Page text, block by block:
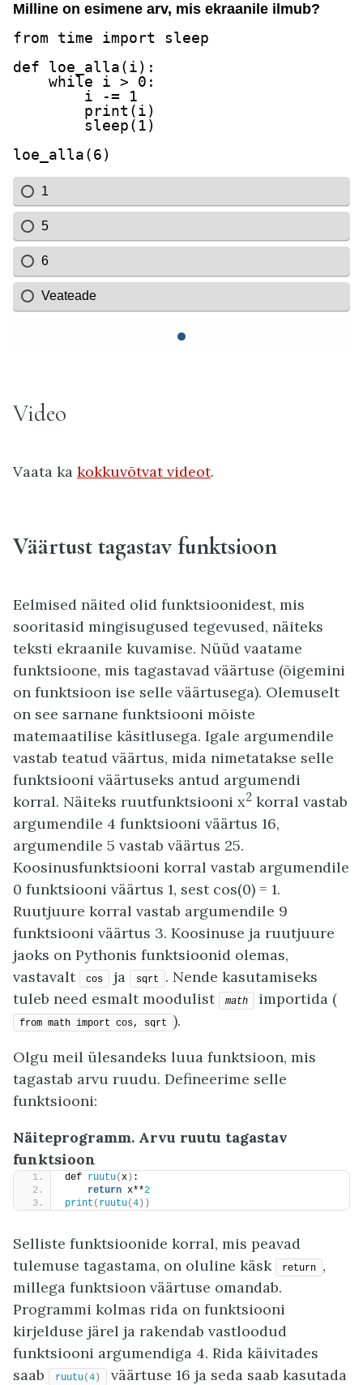
Video
Vaata ka kokkuvõtvat videot.
Väärtust tagastav funktsioon
Eelmised näited olid funktsioonidest, mis
sooritasid mingisugused tegevused, näiteks
teksti ekraanile kuvamise. Nüüd vaatame
funktsioone, mis tagastavad väärtuse (õigemini
on funktsioon ise selle väärtusega). Olemuselt
on see sarnane funktsiooni mõiste
matemaatilise käsitlusega. Igale argumendile
vastab teatud väärtus, mida nimetatakse selle
funktsiooni väärtuseks antud argumendi
korral. Näiteks ruutfunktsiooni x2 korral vastab
argumendile 4 funktsiooni väärtus 16,
argumendile 5 vastab väärtus 25.
Koosinusfunktsiooni korral vastab argumendile
0 funktsiooni väärtus 1, sest cos(0) = 1.
Ruutjuure korral vastab argumendile 9
funktsiooni väärtus 3. Koosinuse ja ruutjuure
jaoks on Pythonis funktsioonid olemas,
vastavalt
cos ja sqrt
. Nende kasutamiseks
tuleb need esmalt moodulist
math importida (
from math import cos, sqrt
).
Olgu meil ülesandeks luua funktsioon, mis
tagastab arvu ruudu. Defineerime selle
funktsiooni:
Näiteprogramm. Arvu ruutu tagastav
funktsioon
def ruutu(x) :
return x**2
print ( ruutu(4))
Selliste funktsioonide korral, mis peavad
tulemuse tagastama, on oluline käsk
return
,
millega funktsioon väärtuse omandab.
Programmi kolmas rida on funktsiooni
kirjelduse järel ja rakendab vastloodud
funktsiooni argumendiga 4. Rida käivitades
saab
ruutu(4)
väärtuse 16 ja seda saab kasutada